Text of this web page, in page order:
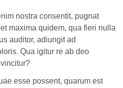
nostra consentit, pugnat
maxima quidem, qua fieri nulla
auditor, adiungit ad
Qua igitur re ab deo
esse possent, quarum est